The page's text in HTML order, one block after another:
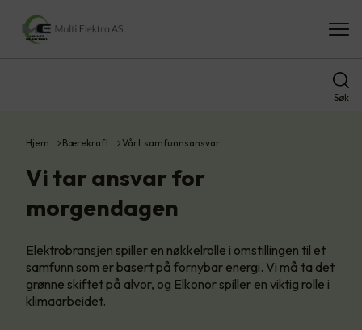
Søk
Hjem Bærekraft Vårt samfunnsansvar
Vi tar ansvar for
morgendagen
Elektrobransjen spiller en nøkkelrolle i omstillingen til et
samfunn som er basert på fornybar energi. Vi må ta det
grønne skiftet på alvor, og Elkonor spiller en viktig rolle i
klimaarbeidet.